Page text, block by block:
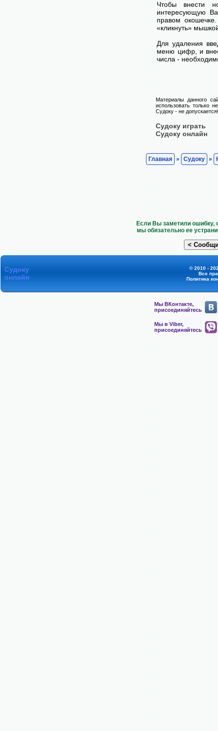
Чтобы внести
интересующую
правом
«кликнуть»
Для удаления
меню цифр, и
числа -
Материалы данного
использовать только
Судоку - не допускается!
Судоку играть
Судоку онлайн
Главная » Судоку »
Если Вы заметили ошибку,
мы обязательно ее
Судоку
онлайн
© 2010 -
Все
Политика
Мы ВКонтакте,
присоединяйтесь
Мы в Viber,
присоединяйтесь